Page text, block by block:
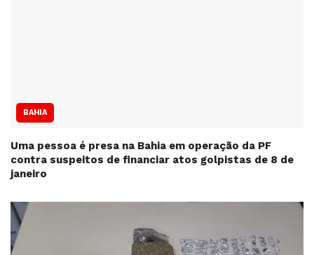
BAHIA
Uma pessoa é presa na Bahia em operação da PF
contra suspeitos de financiar atos golpistas de 8 de
janeiro